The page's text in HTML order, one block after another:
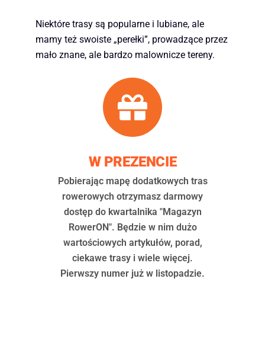
Niektóre trasy są popularne i lubiane, ale
mamy też swoiste „perełki”, prowadzące przez
mało znane, ale bardzo malownicze tereny.
W PREZENCIE
Pobierając mapę dodatkowych tras
rowerowych otrzymasz darmowy
dostęp do kwartalnika "Magazyn
RowerON". Będzie w nim dużo
wartościowych artykułów, porad,
ciekawe trasy i wiele więcej.
Pierwszy numer już w listopadzie.